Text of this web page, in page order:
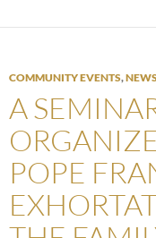
COMMUNITY EVENTS,
A
POPE